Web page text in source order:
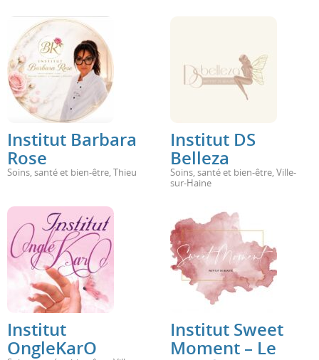
Institut Barbara
Rose
Soins, santé et bien-être, Thieu
Institut DS
Belleza
Soins, santé et bien-être, Ville-
sur-Haine
Institut
OngleKarO
Institut Sweet
Moment – Le